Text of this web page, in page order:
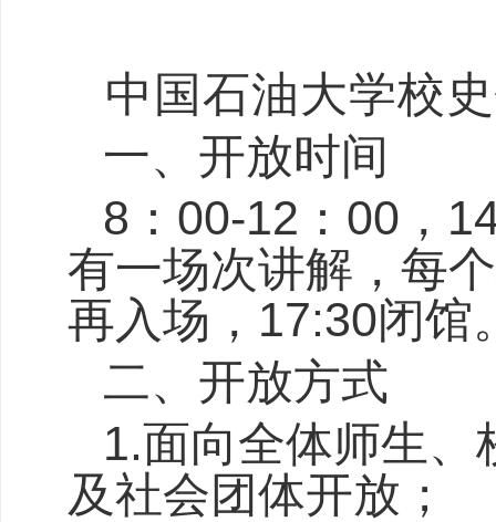
中国石油大学校
一、开放时间
8 ： 00-12 ： 00 ，
有一场次讲解，每
再入场， 17:30闭馆
二、开放方式
1.面向全体师生、
及社会团体开放；